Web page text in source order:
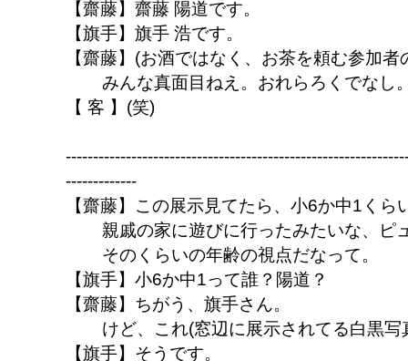
【齋藤】齋藤 陽道です。
【旗手】旗手 浩です。
【齋藤】(お酒ではなく、お茶を頼む参加者
みんな真面目ねえ。おれらろくでなし
【 客 】(笑)
-------------
【齋藤】この展示見てたら、小6か中1くら
親戚の家に遊びに行ったみたいな、ピ
そのくらいの年齢の視点だなって。
【旗手】小6か中1って誰？陽道？
【齋藤】ちがう、旗手さん。
けど、これ(窓辺に展示されてる白黒
【旗手】そうです。